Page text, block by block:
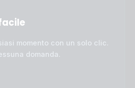
momento con un solo clic.
domanda.